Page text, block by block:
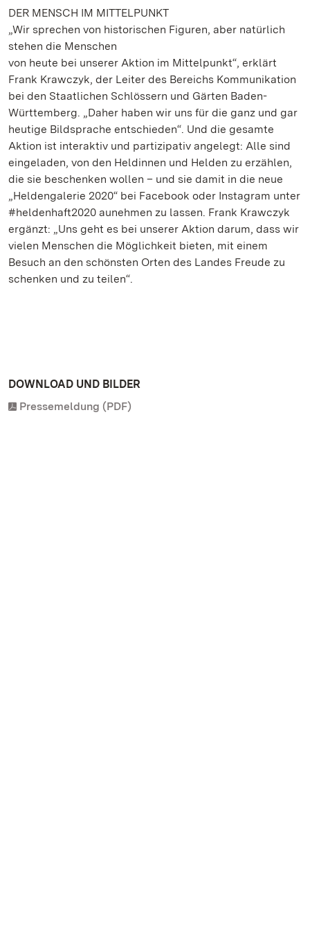
DER MENSCH IM MITTELPUNKT
„Wir sprechen von historischen Figuren, aber natürlich
stehen die Menschen
von heute bei unserer Aktion im Mittelpunkt“, erklärt
Frank Krawczyk, der Leiter des Bereichs Kommunikation
bei den Staatlichen Schlössern und Gärten Baden-
Württemberg. „Daher haben wir uns für die ganz und gar
heutige Bildsprache entschieden“. Und die gesamte
Aktion ist interaktiv und partizipativ angelegt: Alle sind
eingeladen, von den Heldinnen und Helden zu erzählen,
die sie beschenken wollen – und sie damit in die neue
„Heldengalerie 2020“ bei Facebook oder Instagram unter
#heldenhaft2020 aunehmen zu lassen. Frank Krawczyk
ergänzt: „Uns geht es bei unserer Aktion darum, dass wir
vielen Menschen die Möglichkeit bieten, mit einem
Besuch an den schönsten Orten des Landes Freude zu
schenken und zu teilen“.
DOWNLOAD UND BILDER
Pressemeldung (PDF)